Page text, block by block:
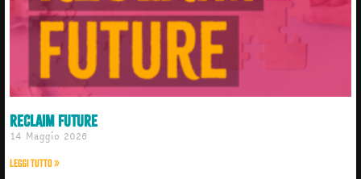
Reclaim Future
14 Maggio 2026
Leggi Tutto »